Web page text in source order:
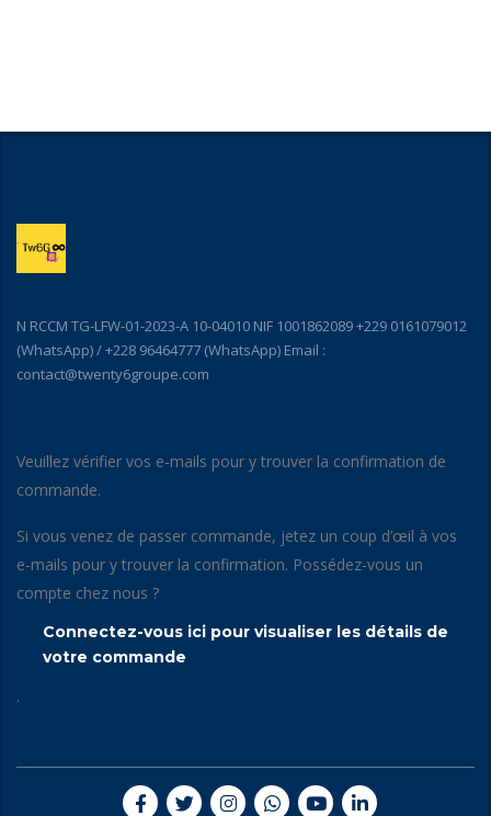
N RCCM TG-LFW-01-2023-A 10-04010 NIF 1001862089 +229 0161079012
(WhatsApp) / +228 96464777 (WhatsApp) Email :
contact@twenty6groupe.com
Veuillez vérifier vos e-mails pour y trouver la confirmation de
commande.
Si vous venez de passer commande, jetez un coup d’œil à vos
e-mails pour y trouver la confirmation. Possédez-vous un
compte chez nous ?
Connectez-vous ici pour visualiser les détails de
votre commande
.